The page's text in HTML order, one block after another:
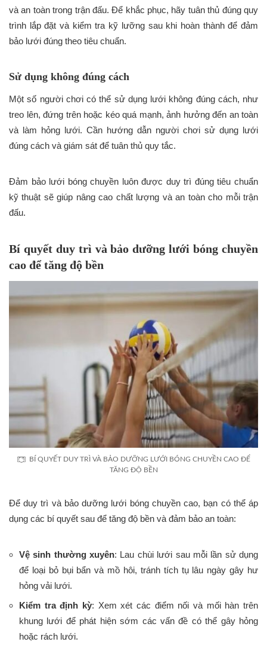
và an toàn trong trận đấu. Để khắc phục, hãy tuân thủ đúng quy
trình lắp đặt và kiểm tra kỹ lưỡng sau khi hoàn thành để đảm
bảo lưới đúng theo tiêu chuẩn.
Sử dụng không đúng cách
Một số người chơi có thể sử dụng lưới không đúng cách, như
treo lên, đứng trên hoặc kéo quá mạnh, ảnh hưởng đến an toàn
và làm hỏng lưới. Cần hướng dẫn người chơi sử dụng lưới
đúng cách và giám sát để tuân thủ quy tắc.
Đảm bảo lưới bóng chuyền luôn được duy trì đúng tiêu chuẩn
kỹ thuật sẽ giúp nâng cao chất lượng và an toàn cho mỗi trận
đấu.
Bí quyết duy trì và bảo dưỡng lưới bóng chuyền
cao để tăng độ bền
BÍ QUYẾT DUY TRÌ VÀ BẢO DƯỠNG LƯỚI BÓNG CHUYỀN CAO ĐỂ
TĂNG ĐỘ BỀN
Để duy trì và bảo dưỡng lưới bóng chuyền cao, bạn có thể áp
dụng các bí quyết sau để tăng độ bền và đảm bảo an toàn:
Vệ sinh thường xuyên: Lau chùi lưới sau mỗi lần sử dụng
để loại bỏ bụi bẩn và mồ hôi, tránh tích tụ lâu ngày gây hư
hỏng vải lưới.
Kiểm tra định kỳ: Xem xét các điểm nối và mối hàn trên
khung lưới để phát hiện sớm các vấn đề có thể gây hỏng
hoặc rách lưới.